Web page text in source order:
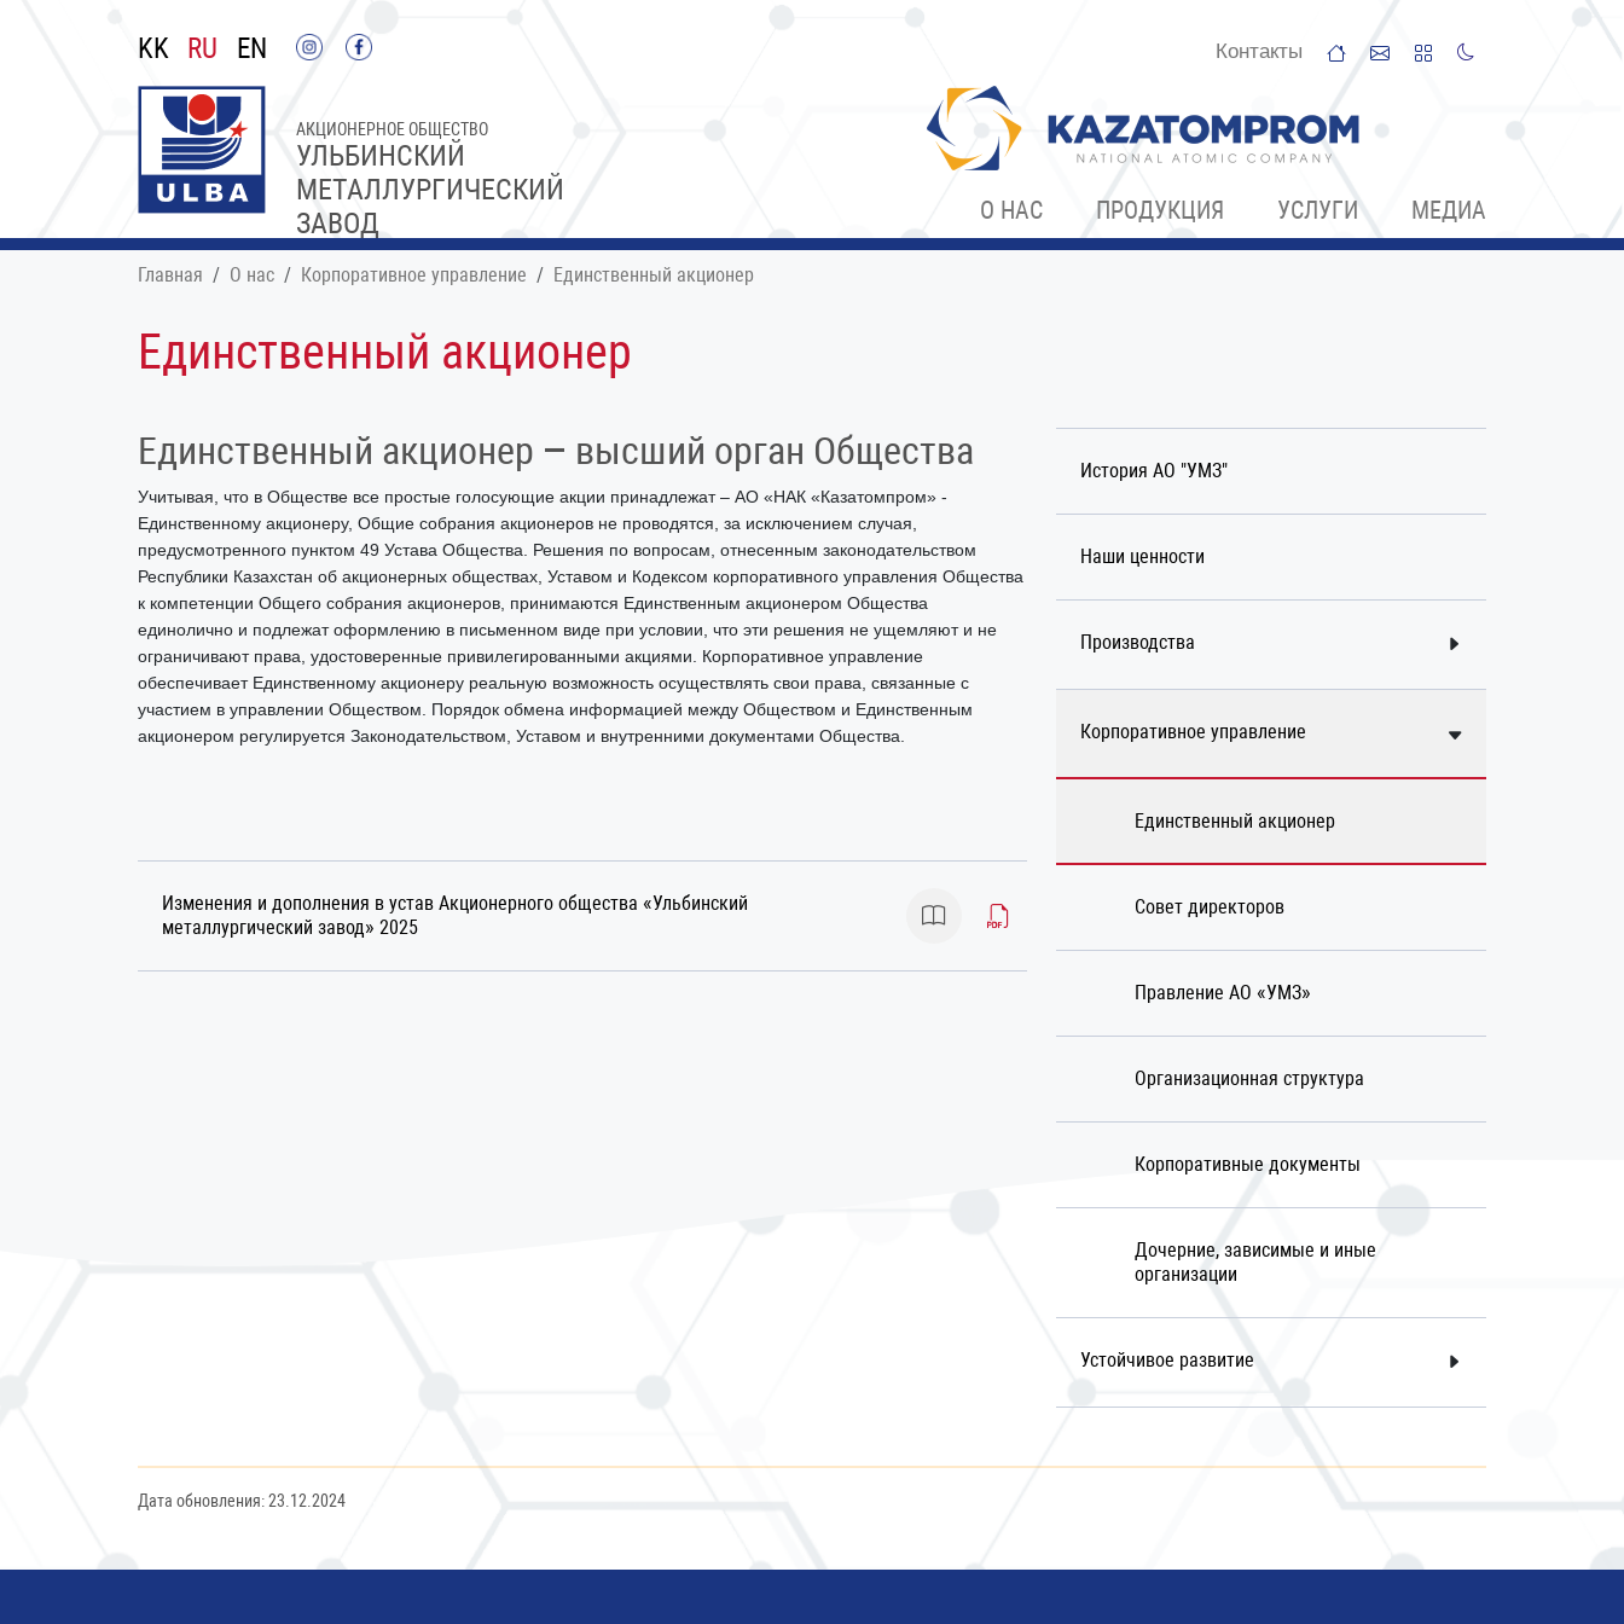
KK RU EN Контакты
УЛЬБИНСКИЙ
МЕТАЛЛУРГИЧЕСКИЙ
ЗАВОД
АКЦИОНЕРНОЕ ОБЩЕСТВО
О НАС ПРОДУКЦИЯ УСЛУГИ МЕДИА
Главная О нас Корпоративное управление Единственный акционер
Единственный акционер
Единственный акционер – высший орган Общества
Учитывая, что в Обществе все простые голосующие акции принадлежат – АО «НАК «Казатомпром» -
Единственному акционеру, Общие собрания акционеров не проводятся, за исключением случая,
предусмотренного пунктом 49 Устава Общества. Решения по вопросам, отнесенным законодательством
Республики Казахстан об акционерных обществах, Уставом и Кодексом корпоративного управления Общества
к компетенции Общего собрания акционеров, принимаются Единственным акционером Общества
единолично и подлежат оформлению в письменном виде при условии, что эти решения не ущемляют и не
ограничивают права, удостоверенные привилегированными акциями. Корпоративное управление
обеспечивает Единственному акционеру реальную возможность осуществлять свои права, связанные с
участием в управлении Обществом. Порядок обмена информацией между Обществом и Единственным
акционером регулируется Законодательством, Уставом и внутренними документами Общества.
Изменения и дополнения в устав Акционерного общества «Ульбинский
металлургический завод» 2025
История АО "УМЗ"
Наши ценности
Производства
Корпоративное управление
Единственный акционер
Совет директоров
Правление АО «УМЗ»
Организационная структура
Корпоративные документы
Дочерние, зависимые и иные
организации
Устойчивое развитие
Дата обновления: 23.12.2024